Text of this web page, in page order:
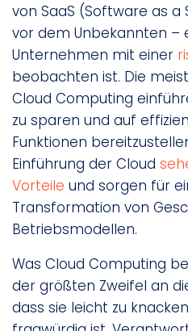
von SaaS (Software as a
vor dem Unbekannten –
Unternehmen mit einer
beobachten ist. Die
Cloud Computing
zu sparen und auf
Funktionen
Einführung der Cloud
Vorteile und sorgen für
Transformation von
Betriebsmodellen.
Was Cloud Computing
der größten Zweifel an
dass sie leicht zu